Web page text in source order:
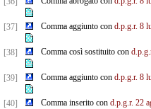
[37] Comma aggiunto con d.p.g.r. 8
[38] Comma così sostituito con
[39] Comma aggiunto con d.p.g.r. 8
[40] Comma inserito con d.p.g.r. 22